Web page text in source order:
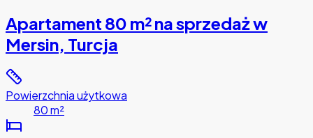
Apartament 80 m² na sprzedaż w
Mersin, Turcja
Powierzchnia użytkowa
80 m²